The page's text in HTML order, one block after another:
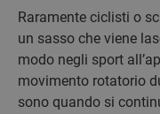
Raramente ciclisti o
un sasso che viene
modo negli sport
movimento rotatorio
sono quando si